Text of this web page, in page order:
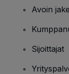
Avoin
Sijoittajat